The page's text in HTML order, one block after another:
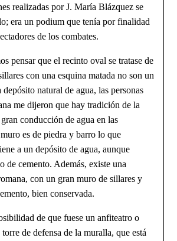
realizadas por J. María Blázquez se
era un podium que tenía por finalidad
de los combates.
pensar que el recinto oval se tratase de
con una esquina matada no son un
natural de agua, las personas
me dijeron que hay tradición de la
conducción de agua en las
es de piedra y barro lo que
a un depósito de agua, aunque
de cemento. Además, existe una
con un gran muro de sillares y
bien conservada.
de que fuese un anfiteatro o
de defensa de la muralla, que está